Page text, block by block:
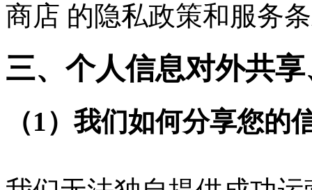
商店 的隐私政策和服务
三、个人信息对外共
（1）我们如何分享您的